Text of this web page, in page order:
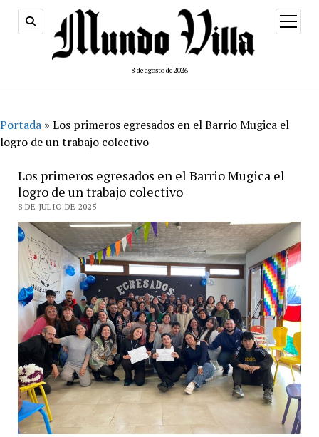
8 de agosto de 2026
abrir
menú
Portada » Los primeros egresados en el Barrio Mugica el
logro de un trabajo colectivo
Los primeros egresados en el Barrio Mugica el
logro de un trabajo colectivo
8 DE JULIO DE 2025